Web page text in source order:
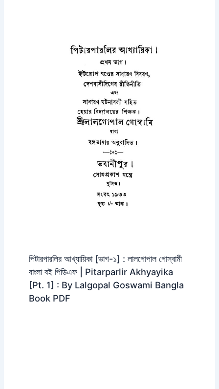
পিটারপারলির আখ্যায়িকা [ভাগ-১] : লালগোপাল গোস্বামী
বাংলা বই পিডিএফ | Pitarparlir Akhyayika
[Pt. 1] : By Lalgopal Goswami Bangla
Book PDF